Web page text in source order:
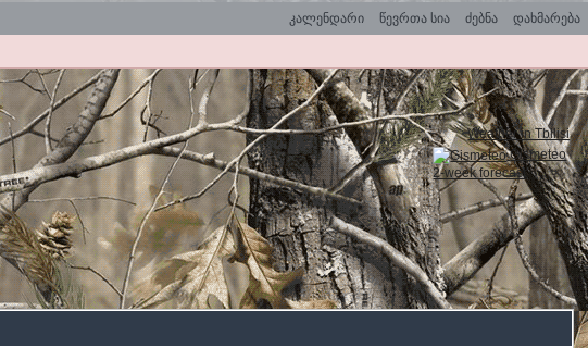
დახმარება
ძებნა
წევრთა სია
კალენდარი
Weather in Tbilisi
Gismeteo
2-week forecast